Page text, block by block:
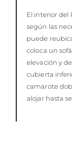
El interior del
según las
puede
coloca un
elevación y
cubierta
camarote
alojar hasta